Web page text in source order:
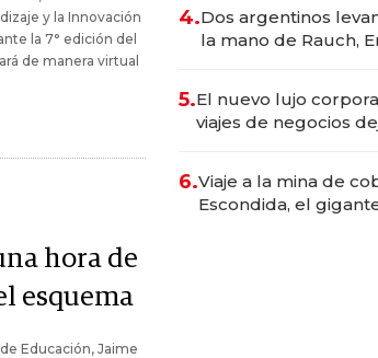
y la Innovación
la 7° edición del
de manera virtual
hora de
esquema
Educación, Jaime
4.Dos argentinos
la mano de Rauch,
5.El nuevo lujo
viajes de negocios
6.Viaje a la mina de
Escondida, el